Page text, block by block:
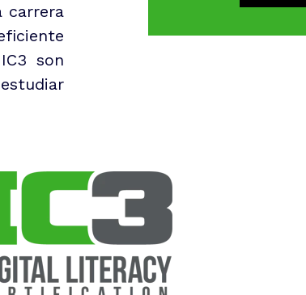
carrera
son